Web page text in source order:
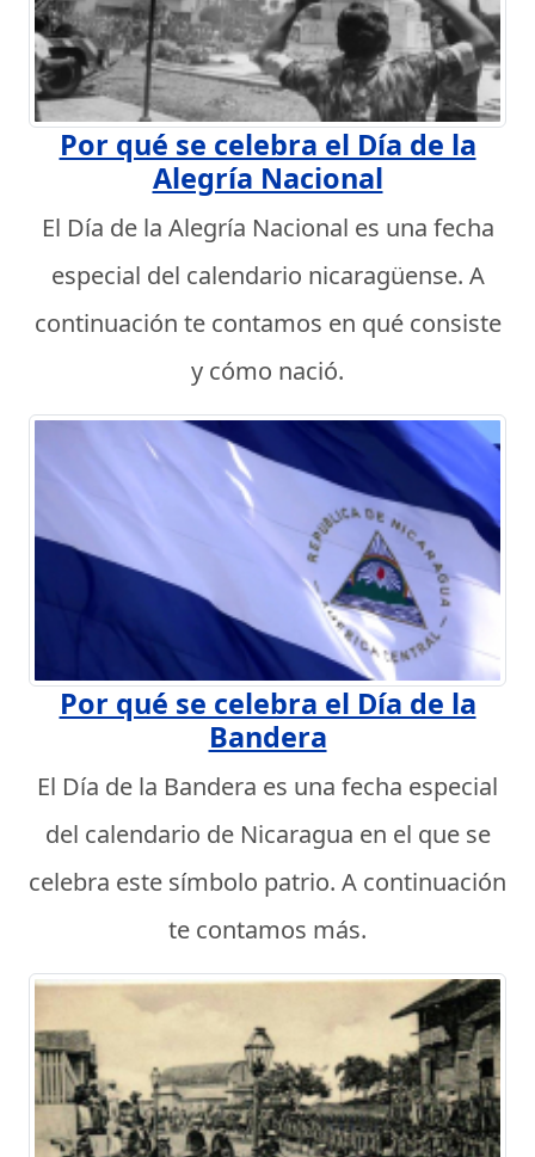
Por qué se celebra el Día de la
Alegría Nacional
El Día de la Alegría Nacional es una fecha
especial del calendario nicaragüense. A
continuación te contamos en qué consiste
y cómo nació.
Por qué se celebra el Día de la
Bandera
El Día de la Bandera es una fecha especial
del calendario de Nicaragua en el que se
celebra este símbolo patrio. A continuación
te contamos más.